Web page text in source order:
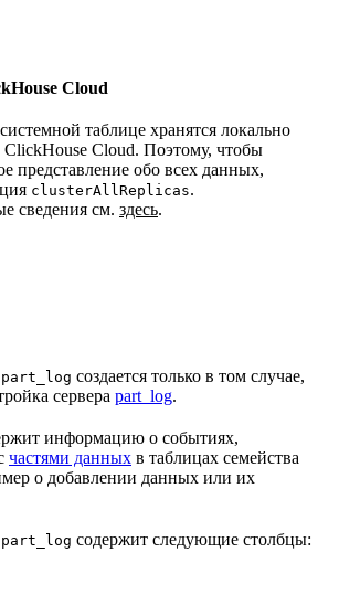
Cloud
таблице хранятся локально
ClickHouse Cloud. Поэтому, чтобы
представление обо всех данных,
clusterAllReplicas.
сведения см. здесь.
создается только в том случае,
сервера part_log.
информацию о событиях,
частями данных в таблицах семейства
о добавлении данных или их
содержит следующие столбцы: